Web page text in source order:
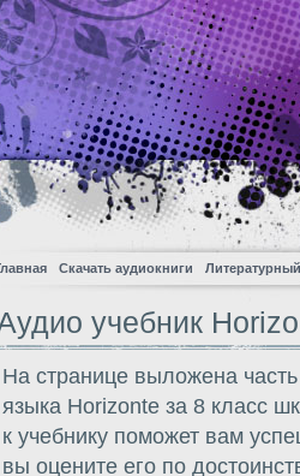
Скачать аудиокниги
учебник
На странице выложена
языка Horizonte за 8 класс
к учебнику поможет вам
вы оцените его по